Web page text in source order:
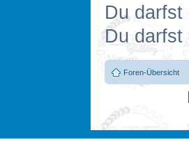
Du
Du darfst
Foren-Übersicht